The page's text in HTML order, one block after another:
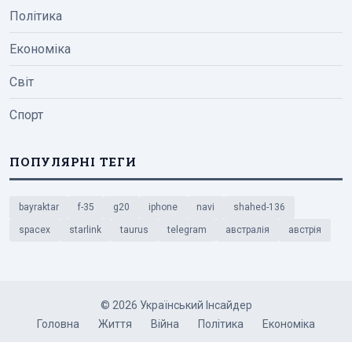
Політика
Економіка
Світ
Спорт
ПОПУЛЯРНІ ТЕГИ
bayraktar f-35 g20 iphone navi shahed-136
spacex starlink taurus telegram австралія австрія
© 2026 Український Інсайдер
Головна
Життя Війна Політика Економіка